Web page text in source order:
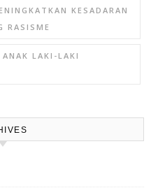
KESADARAN
RASISME
LAKI-LAKI